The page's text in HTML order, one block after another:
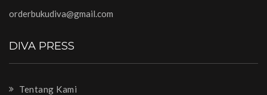
orderbukudiva@gmail.com
DIVA PRESS
Tentang Kami